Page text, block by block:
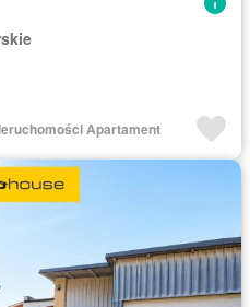
Apartament